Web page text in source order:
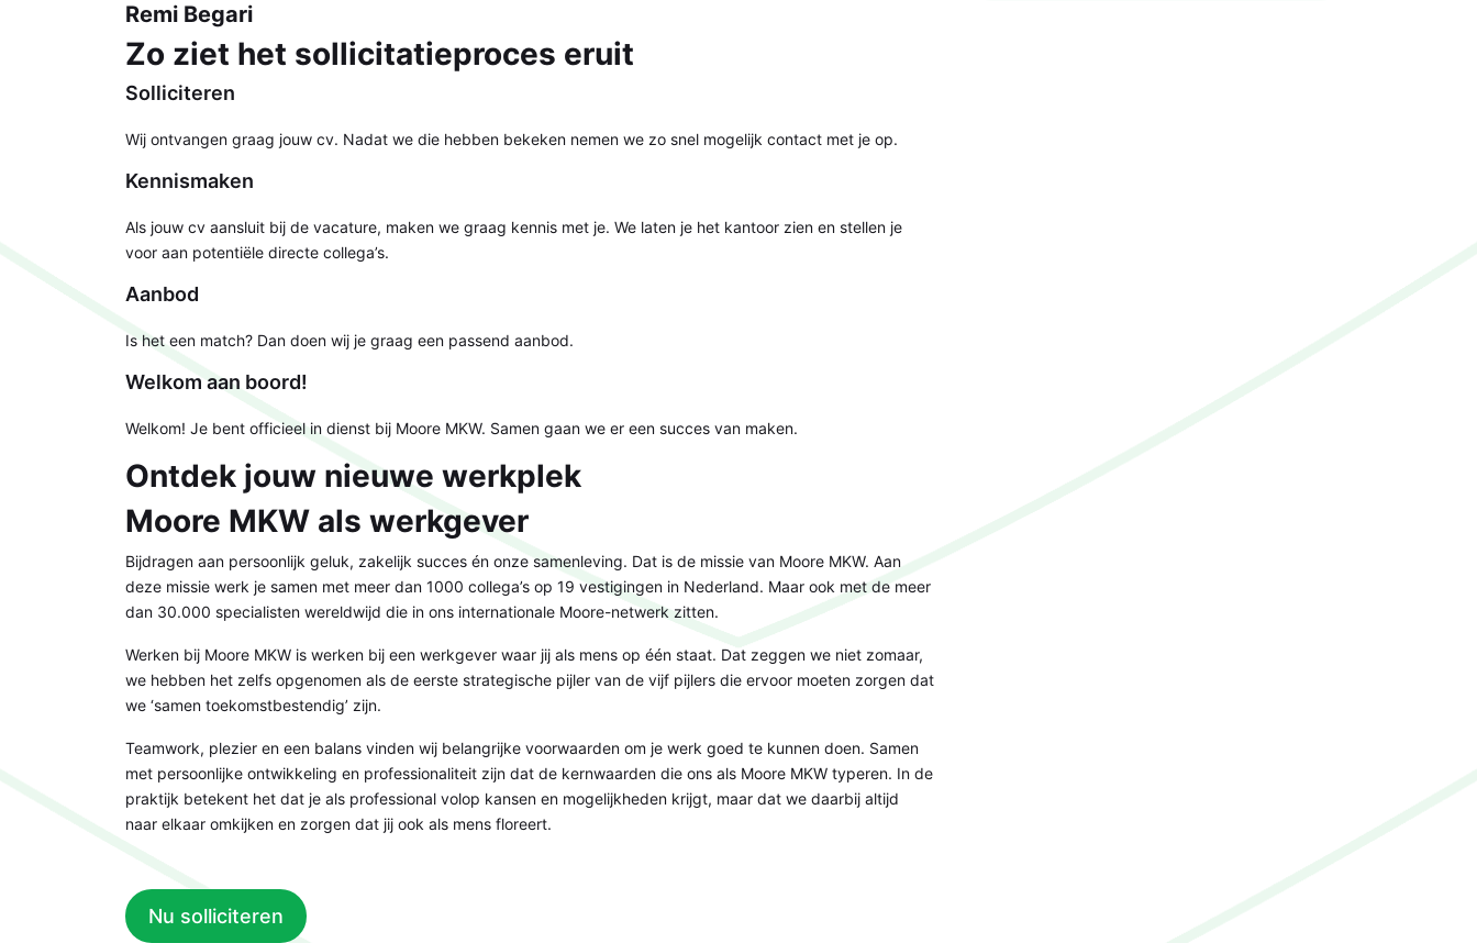
Remi Begari
Zo ziet het sollicitatieproces eruit
Solliciteren
Wij ontvangen graag jouw cv. Nadat we die hebben bekeken nemen we zo snel mogelijk contact met je op.
Kennismaken
Als jouw cv aansluit bij de vacature, maken we graag kennis met je. We laten je het kantoor zien en stellen je
voor aan potentiële directe collega’s.
Aanbod
Is het een match? Dan doen wij je graag een passend aanbod.
Welkom aan boord!
Welkom! Je bent officieel in dienst bij Moore MKW. Samen gaan we er een succes van maken.
Ontdek jouw nieuwe werkplek
Moore MKW als werkgever
Bijdragen aan persoonlijk geluk, zakelijk succes én onze samenleving. Dat is de missie van Moore MKW. Aan
deze missie werk je samen met meer dan 1000 collega’s op 19 vestigingen in Nederland. Maar ook met de meer
dan 30.000 specialisten wereldwijd die in ons internationale Moore-netwerk zitten.
Werken bij Moore MKW is werken bij een werkgever waar jij als mens op één staat. Dat zeggen we niet zomaar,
we hebben het zelfs opgenomen als de eerste strategische pijler van de vijf pijlers die ervoor moeten zorgen dat
we ‘samen toekomstbestendig’ zijn.
Teamwork, plezier en een balans vinden wij belangrijke voorwaarden om je werk goed te kunnen doen. Samen
met persoonlijke ontwikkeling en professionaliteit zijn dat de kernwaarden die ons als Moore MKW typeren. In de
praktijk betekent het dat je als professional volop kansen en mogelijkheden krijgt, maar dat we daarbij altijd
naar elkaar omkijken en zorgen dat jij ook als mens floreert.
Nu solliciteren